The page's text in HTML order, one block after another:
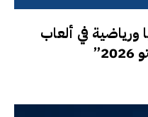
بـ 120 رياضيا ورياضية في ألعاب